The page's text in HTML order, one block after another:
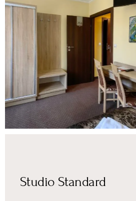
Studio Standard